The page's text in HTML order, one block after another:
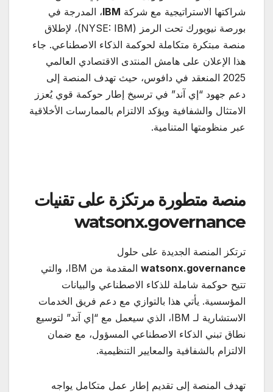
شراكتها الاستراتيجية مع شركة IBM، المدرجة في
بورصة نيويورك تحت الرمز (NYSE: IBM)، لإطلاق
منصة مبتكرة متكاملة لحوكمة الذكاء الاصطناعي. جاء
هذا الإعلان على هامش المنتدى الاقتصادي العالمي
2025 المنعقد في دافوس، حيث تهدف المنصة إلى
دعم جهود “إي آند” في ترسيخ إطار حوكمة قوي يُعزز
الامتثال والشفافية ويؤكد الالتزام بالممارسات الأخلاقية
عبر منظومتها المتنامية.
منصة متطورة مرتكزة على تقنيات
watsonx.governance
ترتكز المنصة الجديدة على حلول
watsonx.governance
المقدمة من IBM، والتي
تتيح حوكمة شاملة للذكاء الاصطناعي والبيانات
المؤسسية. يأتي هذا بالتوازي مع دعم فريق الخدمات
الاستشارية لـ IBM، الذي سيعمل مع “إي آند” لتوسيع
نطاق تبني الذكاء الاصطناعي المسؤول، مع ضمان
الالتزام بالشفافية والمعايير التنظيمية.
تهدف المنصة إلى تقديم إطار عمل متكامل يواجه